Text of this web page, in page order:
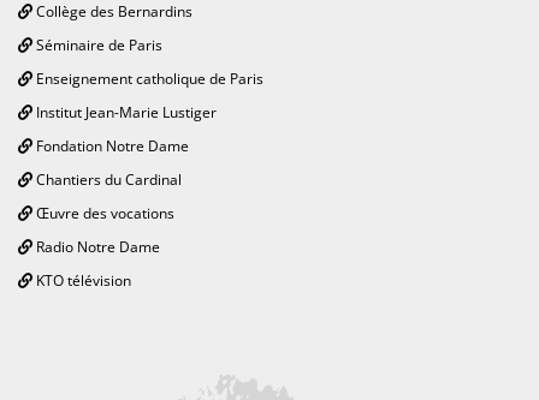
Collège des Bernardins
Séminaire de Paris
Enseignement catholique de Paris
Institut Jean-Marie Lustiger
Fondation Notre Dame
Chantiers du Cardinal
Œuvre des vocations
Radio Notre Dame
KTO télévision